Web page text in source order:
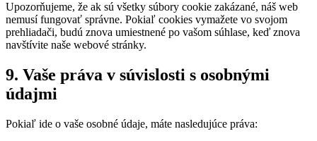
Upozorňujeme, že ak sú všetky súbory cookie zakázané, náš web
nemusí fungovať správne. Pokiaľ cookies vymažete vo svojom
prehliadači, budú znova umiestnené po vašom súhlase, keď znova
navštívite naše webové stránky.
9. Vaše práva v súvislosti s osobnými
údajmi
Pokiaľ ide o vaše osobné údaje, máte nasledujúce práva: